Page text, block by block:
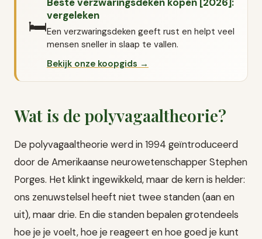
🛏️vergeleken
Een verzwaringsdeken geeft rust en helpt veel
mensen sneller in slaap te vallen.
Bekijk onze koopgids →
Wat is de polyvagaaltheorie?
De polyvagaaltheorie werd in 1994 geïntroduceerd
door de Amerikaanse neurowetenschapper Stephen
Porges. Het klinkt ingewikkeld, maar de kern is helder:
ons zenuwstelsel heeft niet twee standen (aan en
uit), maar drie. En die standen bepalen grotendeels
hoe je je voelt, hoe je reageert en hoe goed je kunt